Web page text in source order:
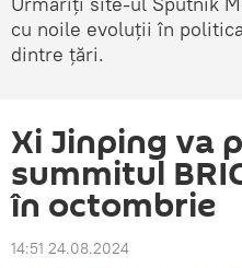
cu noile evoluții în
dintre țări.
Xi Jinping va
summitul
în octombrie
14:51 24.08.2024